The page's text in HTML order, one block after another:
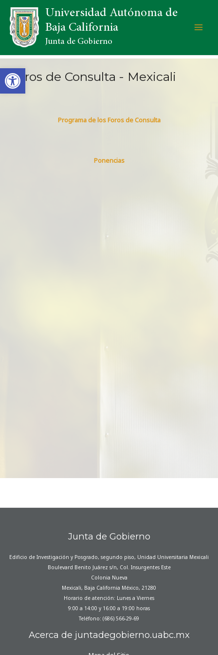
Open toolbar
Universidad Autónoma de
Baja California
Junta de Gobierno
Foros de Consulta - Mexicali
Programa de los Foros de Consulta
Ponencias
Junta de Gobierno
Edificio de Investigación y Posgrado, segundo piso, Unidad Universitaria Mexicali
Boulevard Benito Juárez s/n, Col. Insurgentes Este
Colonia Nueva
Mexicali, Baja California México, 21280
Horario de atención: Lunes a Viernes
9:00 a 14:00 y 16:00 a 19:00 horas
Teléfono: (686) 566-29-69
Acerca de juntadegobierno.uabc.mx